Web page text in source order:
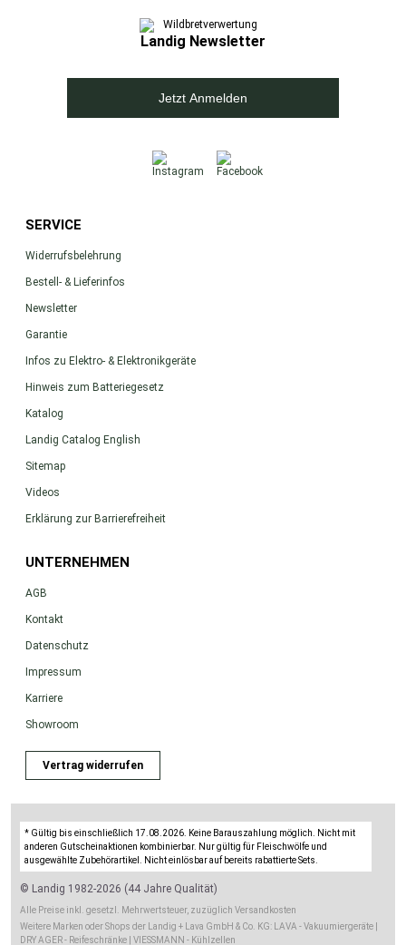
Landig Newsletter
Jetzt Anmelden
SERVICE
Widerrufsbelehrung
Bestell- & Lieferinfos
Newsletter
Garantie
Infos zu Elektro- & Elektronikgeräte
Hinweis zum Batteriegesetz
Katalog
Landig Catalog English
Sitemap
Videos
Erklärung zur Barrierefreiheit
UNTERNEHMEN
AGB
Kontakt
Datenschutz
Impressum
Karriere
Showroom
Vertrag widerrufen
* Gültig bis einschließlich 17.08.2026. Keine Barauszahlung möglich. Nicht mit
anderen Gutscheinaktionen kombinierbar. Nur gültig für Fleischwölfe und
ausgewählte Zubehörartikel. Nicht einlösbar auf bereits rabattierte Sets.
© Landig 1982-2026 (44 Jahre Qualität)
Alle Preise inkl. gesetzl. Mehrwertsteuer, zuzüglich Versandkosten
Weitere Marken oder Shops der Landig + Lava GmbH & Co. KG:
LAVA - Vakuumiergeräte
DRY AGER - Reifeschränke
VIESSMANN - Kühlzellen